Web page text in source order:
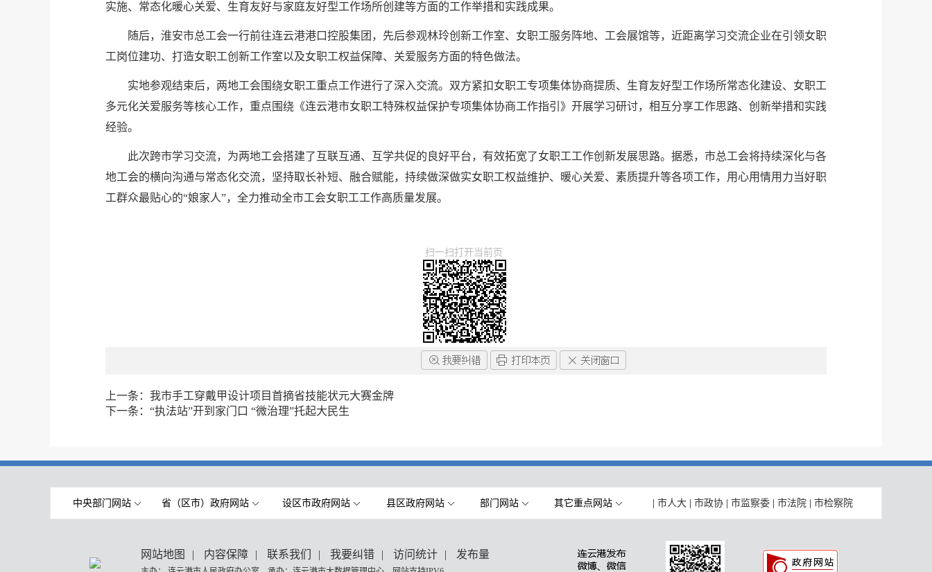
实施、常态化暖心关爱、生育友好与家庭友好型工作场所创建等方面的工作举措和实践成果。
随后，淮安市总工会一行前往连云港港口控股集团，先后参观林玲创新工作室、女职工服务阵地、工会展馆等，近距离学习交流企业在引领女职
工岗位建功、打造女职工创新工作室以及女职工权益保障、关爱服务方面的特色做法。
实地参观结束后，两地工会围绕女职工重点工作进行了深入交流。双方紧扣女职工专项集体协商提质、生育友好型工作场所常态化建设、女职工
多元化关爱服务等核心工作，重点围绕《连云港市女职工特殊权益保护专项集体协商工作指引》开展学习研讨，相互分享工作思路、创新举措和实践
经验。
此次跨市学习交流，为两地工会搭建了互联互通、互学共促的良好平台，有效拓宽了女职工工作创新发展思路。据悉，市总工会将持续深化与各
地工会的横向沟通与常态化交流，坚持取长补短、融合赋能，持续做深做实女职工权益维护、暖心关爱、素质提升等各项工作，用心用情用力当好职
工群众最贴心的“娘家人”，全力推动全市工会女职工工作高质量发展。
扫一扫打开当前页
上一条： 我市手工穿戴甲设计项目首摘省技能状元大赛金牌
下一条： “执法站”开到家门口 “微治理”托起大民生
中央部门网站 省（区市）政府网站 设区市政府网站 县区政府网站 部门网站 其它重点网站 市人大 市政协 市监察委 市法院 市检察院
网站地图 | 内容保障 | 联系我们 | 我要纠错 | 访问统计 | 发布量